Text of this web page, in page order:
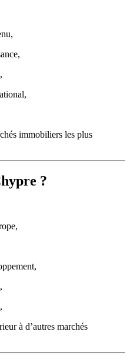
immobiliers les plus
?
à d’autres marchés